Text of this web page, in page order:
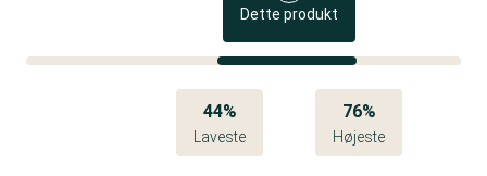
Dette produkt
44%
Laveste
76%
Højeste